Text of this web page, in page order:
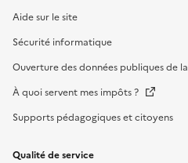
Aide sur le site
Sécurité informatique
Ouverture des données publiques de
À quoi servent mes impôts ?
Supports pédagogiques et citoyens
Qualité de service